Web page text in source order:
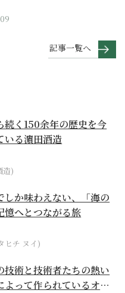
記事一覧へ
続く150余年の歴史を今
いる濵田酒造
造)
しか味わえない、「海の
憶へとつながる旅
ヒチ ヌイ)
技術と技術者たちの熱い
よって作られているオー